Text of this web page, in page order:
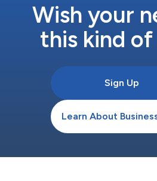
Wish your
this kind
Sign Up
Learn About